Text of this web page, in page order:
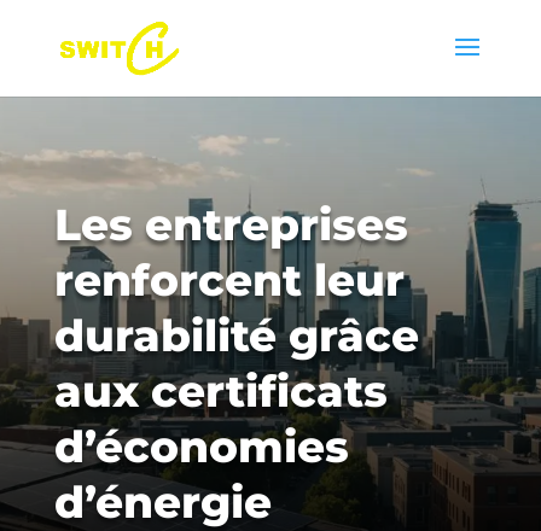
Les entreprises
renforcent leur
durabilité grâce
aux certificats
d’économies
d’énergie